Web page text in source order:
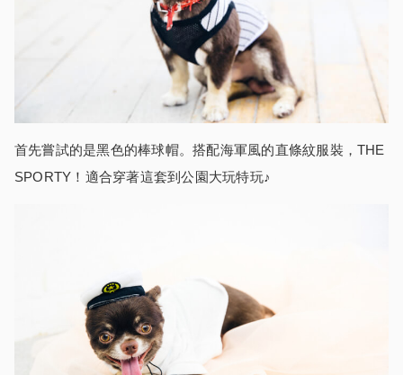
首先嘗試的是黑色的棒球帽。搭配海軍風的直條紋服裝，THE
SPORTY！適合穿著這套到公園大玩特玩♪